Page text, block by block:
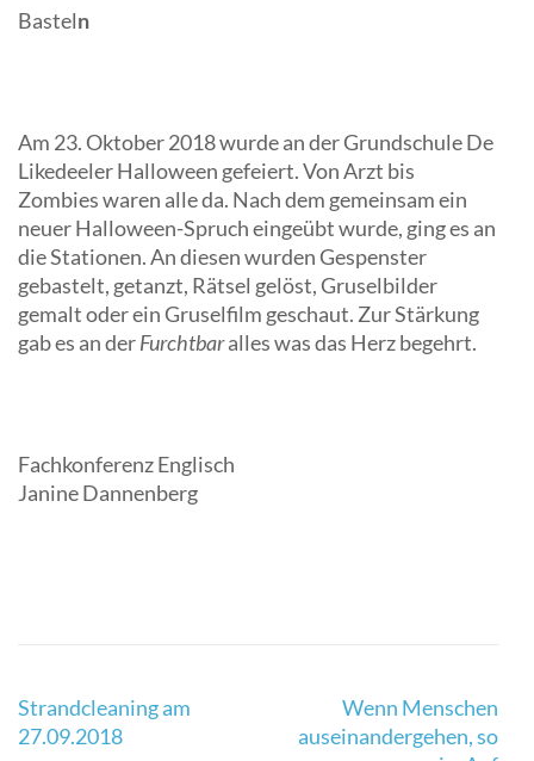
Basteln
Am 23. Oktober 2018 wurde an der Grundschule De
Likedeeler Halloween gefeiert. Von Arzt bis
Zombies waren alle da. Nach dem gemeinsam ein
neuer Halloween-Spruch eingeübt wurde, ging es an
die Stationen. An diesen wurden Gespenster
gebastelt, getanzt, Rätsel gelöst, Gruselbilder
gemalt oder ein Gruselfilm geschaut. Zur Stärkung
gab es an derFurchtbaralles was das Herz begehrt.
Fachkonferenz Englisch
Janine Dannenberg
Beitragsnavigation
Strandcleaning am
27.09.2018
Wenn Menschen
auseinandergehen, so